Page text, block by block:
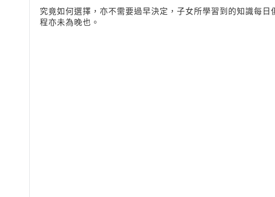
究竟如何選擇，亦不需要過早決定，子女所學習到的知識每
程亦未為晚也。